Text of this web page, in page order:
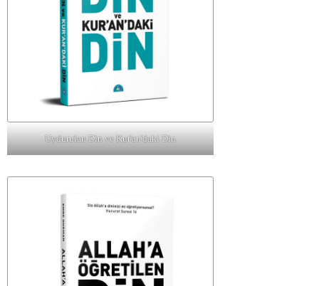
Uydurulan Din ve Kur'an'daki Din